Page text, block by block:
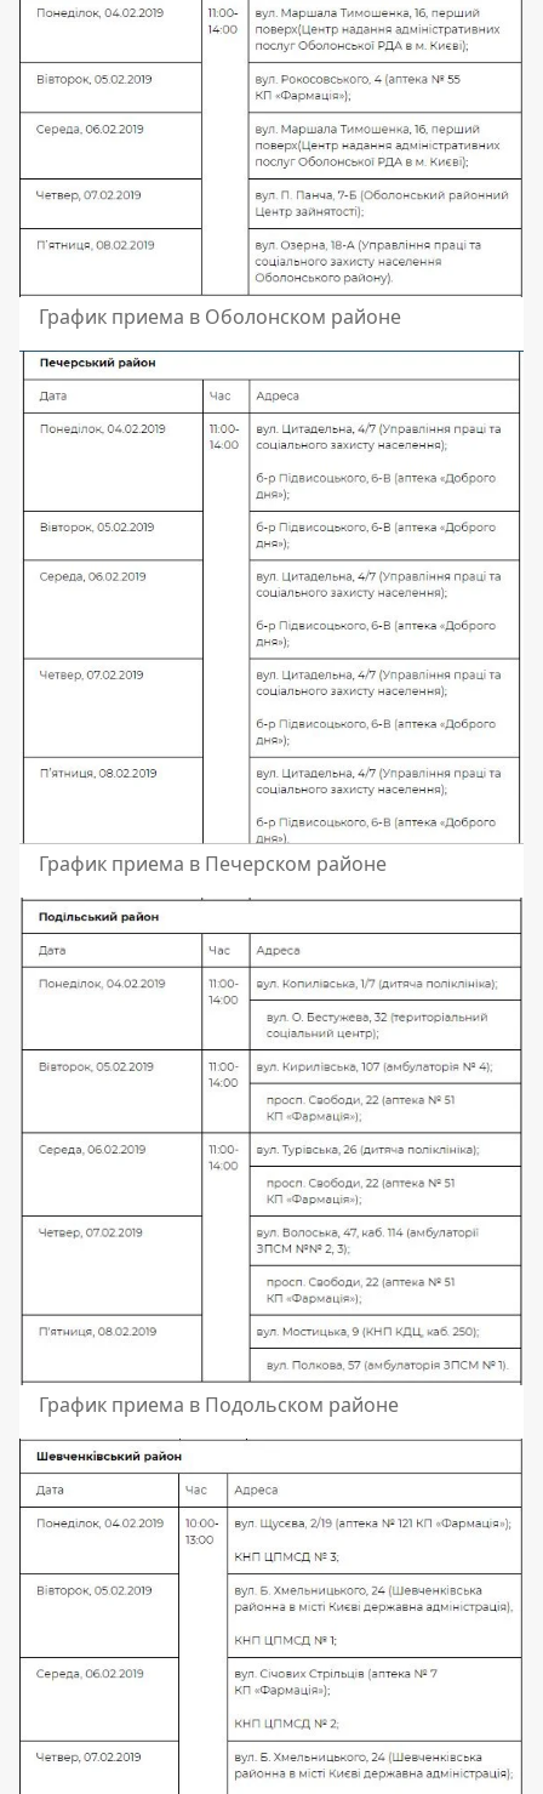
График приема в Оболонском районе
График приема в Печерском районе
График приема в Подольском районе